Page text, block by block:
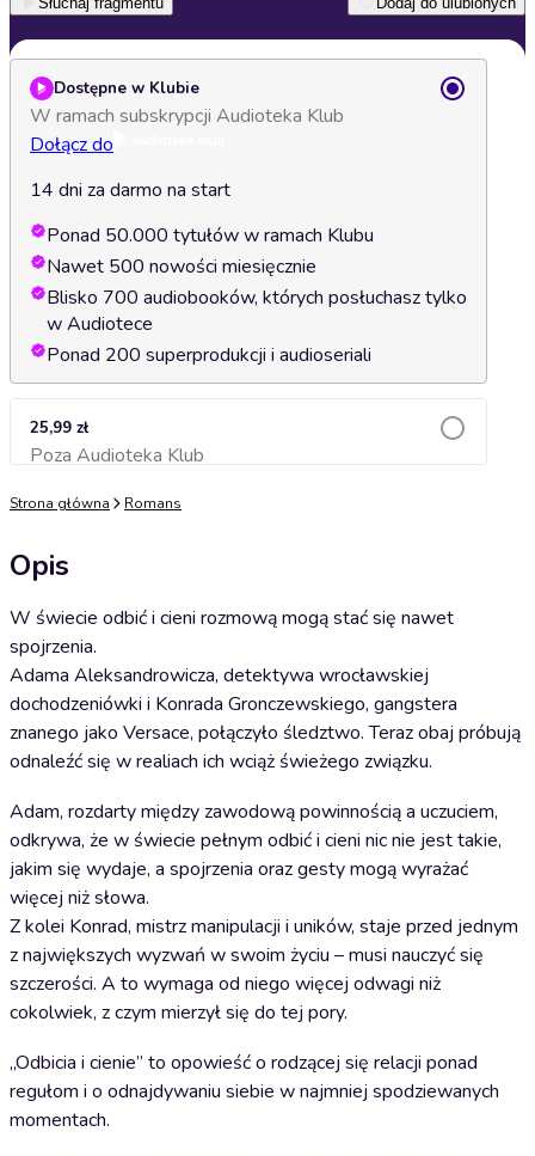
Dostępne w Klubie
W ramach subskrypcji Audioteka Klub
Dołącz do
14 dni za darmo na start
Ponad 50.000 tytułów w ramach Klubu
Nawet 500 nowości miesięcznie
Blisko 700 audiobooków, których posłuchasz tylko
w Audiotece
Ponad 200 superprodukcji i audioseriali
25,99 zł
Poza Audioteka KlubDodaj do koszyka
Strona główna Romans
Opis
W świecie odbić i cieni rozmową mogą stać się nawet
spojrzenia.
Adama Aleksandrowicza, detektywa wrocławskiej
dochodzeniówki i Konrada Gronczewskiego, gangstera
znanego jako Versace, połączyło śledztwo. Teraz obaj próbują
odnaleźć się w realiach ich wciąż świeżego związku.
Adam, rozdarty między zawodową powinnością a uczuciem,
odkrywa, że w świecie pełnym odbić i cieni nic nie jest takie,
jakim się wydaje, a spojrzenia oraz gesty mogą wyrażać
więcej niż słowa.
Z kolei Konrad, mistrz manipulacji i uników, staje przed jednym
z największych wyzwań w swoim życiu – musi nauczyć się
szczerości. A to wymaga od niego więcej odwagi niż
cokolwiek, z czym mierzył się do tej pory.
„Odbicia i cienie” to opowieść o rodzącej się relacji ponad
regułom i o odnajdywaniu siebie w najmniej spodziewanych
momentach.